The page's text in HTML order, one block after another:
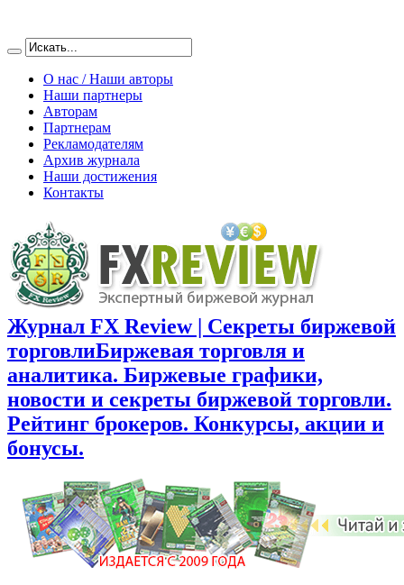
О нас / Наши авторы
Наши партнеры
Авторам
Партнерам
Рекламодателям
Архив журнала
Наши достижения
Контакты
Журнал FX Review | Секреты биржевой
торговлиБиржевая торговля и
аналитика. Биржевые графики,
новости и секреты биржевой торговли.
Рейтинг брокеров. Конкурсы, акции и
бонусы.